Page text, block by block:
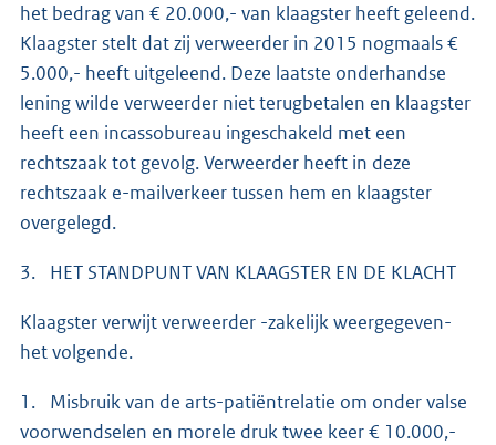
het bedrag van € 20.000,- van klaagster heeft geleend.
Klaagster stelt dat zij verweerder in 2015 nogmaals €
5.000,- heeft uitgeleend. Deze laatste onderhandse
lening wilde verweerder niet terugbetalen en klaagster
heeft een incassobureau ingeschakeld met een
rechtszaak tot gevolg. Verweerder heeft in deze
rechtszaak e-mailverkeer tussen hem en klaagster
overgelegd.
3. HET STANDPUNT VAN KLAAGSTER EN DE KLACHT
Klaagster verwijt verweerder -zakelijk weergegeven-
het volgende.
1. Misbruik van de arts-patiëntrelatie om onder valse
voorwendselen en morele druk twee keer € 10.000,-